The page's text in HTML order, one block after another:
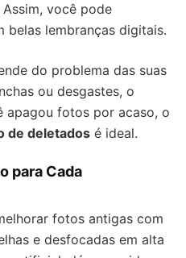
você pode
belas lembranças digitais.
do problema das suas
ou desgastes, o
apagou fotos por acaso, o
de deletados é ideal.
para Cada
fotos antigas com
e desfocadas em alta